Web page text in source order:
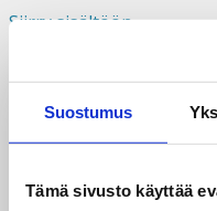
Suostumus
Tämä sivusto käyttää
Siirry sisältöön
Suomi Svenska